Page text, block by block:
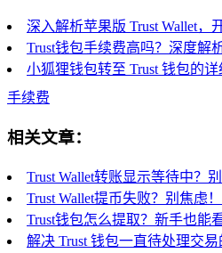
深入解析苹果版 Trust Wallet，
Trust钱包手续费高吗？深度解
小狐狸钱包转至 Trust 钱包的详
手续费
相关文章：
Trust Wallet转账显示等待中？
Trust Wallet提币失败？别焦虑
Trust钱包怎么提取？新手也能
解决 Trust 钱包一直待处理交